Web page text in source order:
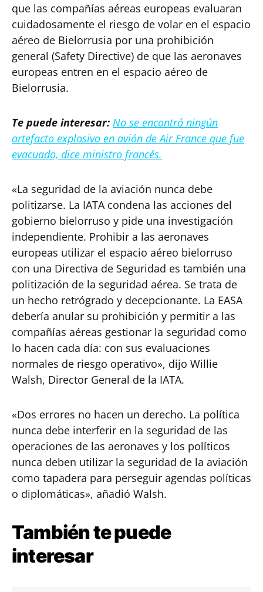
que las compañías aéreas europeas evaluaran
cuidadosamente el riesgo de volar en el espacio
aéreo de Bielorrusia por una prohibición
general (Safety Directive) de que las aeronaves
europeas entren en el espacio aéreo de
Bielorrusia.
Te puede interesar: No se encontró ningún
artefacto explosivo en avión de Air France que fue
evacuado, dice ministro francés.
«La seguridad de la aviación nunca debe
politizarse. La IATA condena las acciones del
gobierno bielorruso y pide una investigación
independiente. Prohibir a las aeronaves
europeas utilizar el espacio aéreo bielorruso
con una Directiva de Seguridad es también una
politización de la seguridad aérea. Se trata de
un hecho retrógrado y decepcionante. La EASA
debería anular su prohibición y permitir a las
compañías aéreas gestionar la seguridad como
lo hacen cada día: con sus evaluaciones
normales de riesgo operativo», dijo Willie
Walsh, Director General de la IATA.
«Dos errores no hacen un derecho. La política
nunca debe interferir en la seguridad de las
operaciones de las aeronaves y los políticos
nunca deben utilizar la seguridad de la aviación
como tapadera para perseguir agendas políticas
o diplomáticas», añadió Walsh.
También te puede
interesar